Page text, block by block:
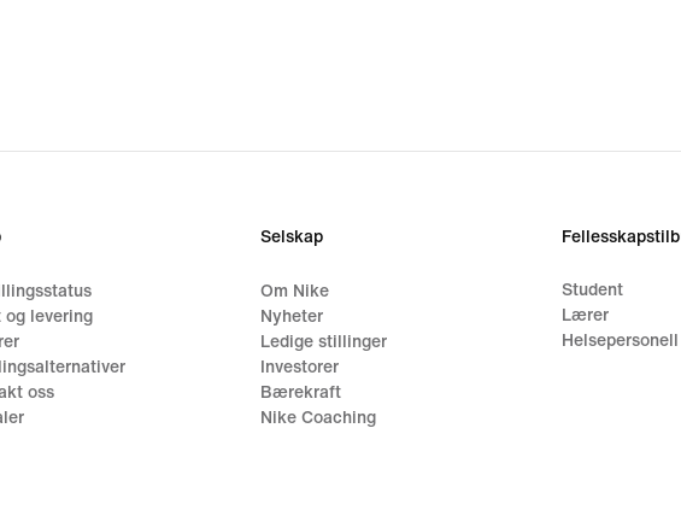
og levering
oss
Selskap
Om Nike
Nyheter
Ledige stillinger
Investorer
Bærekraft
Nike Coaching
Student
Lærer
Helsepersonell